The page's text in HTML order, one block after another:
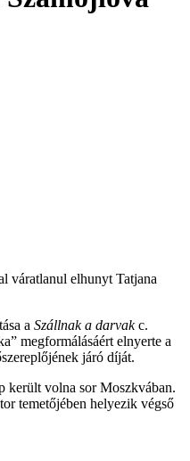
váratlanul elhunyt Tatjana
a Szállnak a darvakc.
megformálásáért elnyerte a
járó díját.
került volna sor Moszkvában.
temetőjében helyezik végső